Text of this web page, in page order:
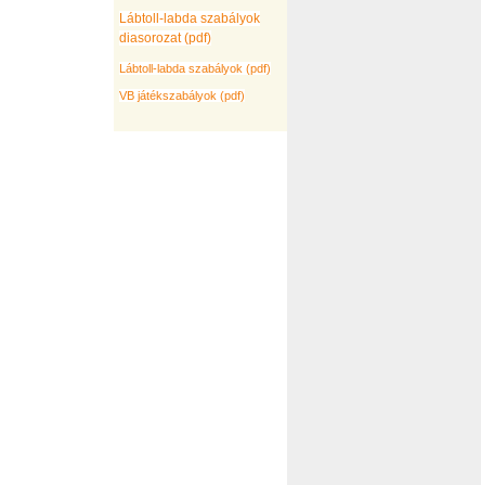
Lábtoll-labda szabályok
diasorozat (pdf)
Lábtoll-labda szabályok (pdf)
VB játékszabályok (pdf)